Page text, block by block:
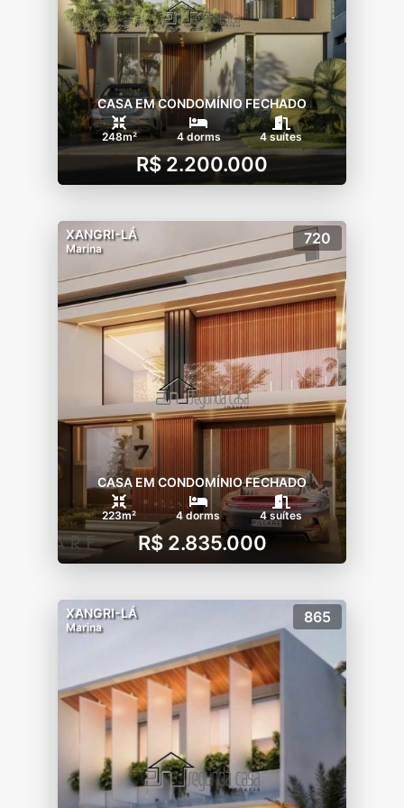
CASA EM CONDOMÍNIO FECHADO
248m² 4 dorms 4 suítes
R$ 2.200.000
XANGRI-LÁ
Marina
720
CASA EM CONDOMÍNIO FECHADO
223m² 4 dorms 4 suítes
R$ 2.835.000
XANGRI-LÁ
Marina
865